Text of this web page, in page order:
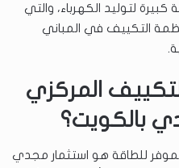
لتوليد الكهرباء، والتي
التكييف في المباني
المركزي
بالكويت؟
للطاقة هو استثمار مجدي